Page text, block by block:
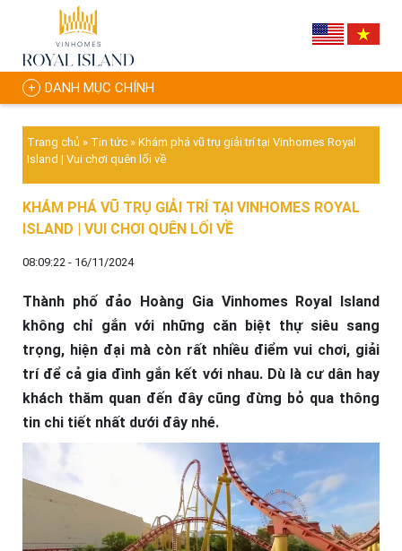
DANH MỤC CHÍNH
Trang chủ » Tin tức » Khám phá vũ trụ giải trí tại Vinhomes Royal
Island | Vui chơi quên lối về
KHÁM PHÁ VŨ TRỤ GIẢI TRÍ TẠI VINHOMES ROYAL
ISLAND | VUI CHƠI QUÊN LỐI VỀ
08:09:22 - 16/11/2024
Thành phố đảo Hoàng Gia Vinhomes Royal Island
không chỉ gắn với những căn biệt thự siêu sang
trọng, hiện đại mà còn rất nhiều điểm vui chơi, giải
trí để cả gia đình gắn kết với nhau. Dù là cư dân hay
khách thăm quan đến đây cũng đừng bỏ qua thông
tin chi tiết nhất dưới đây nhé.